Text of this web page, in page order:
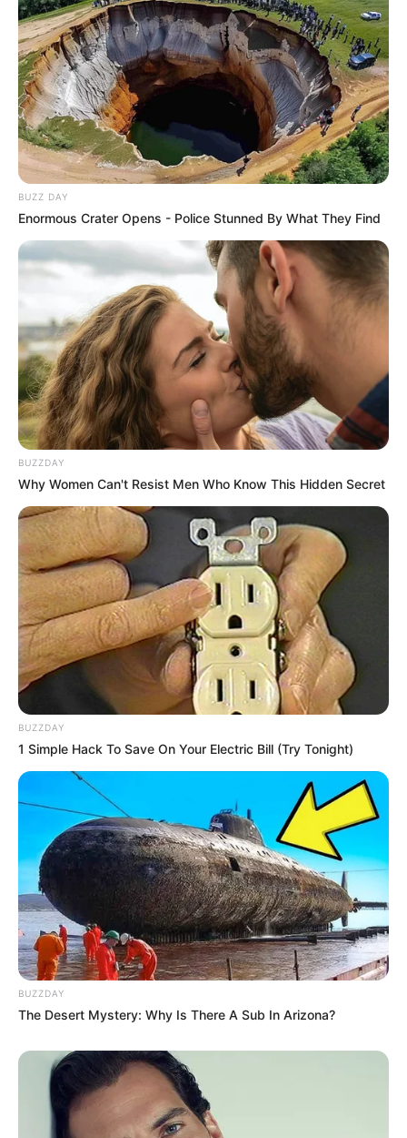
BUZZ DAY
Enormous Crater Opens - Police Stunned By What They Find
BUZZDAY
Why Women Can't Resist Men Who Know This Hidden Secret
BUZZDAY
1 Simple Hack To Save On Your Electric Bill (Try Tonight)
BUZZDAY
The Desert Mystery: Why Is There A Sub In Arizona?